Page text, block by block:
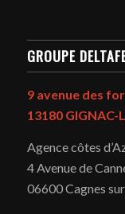
GROUPE
9 avenue des
13180 GIGNAC-
Agence côtes
4 Avenue de
06600 Cagnes